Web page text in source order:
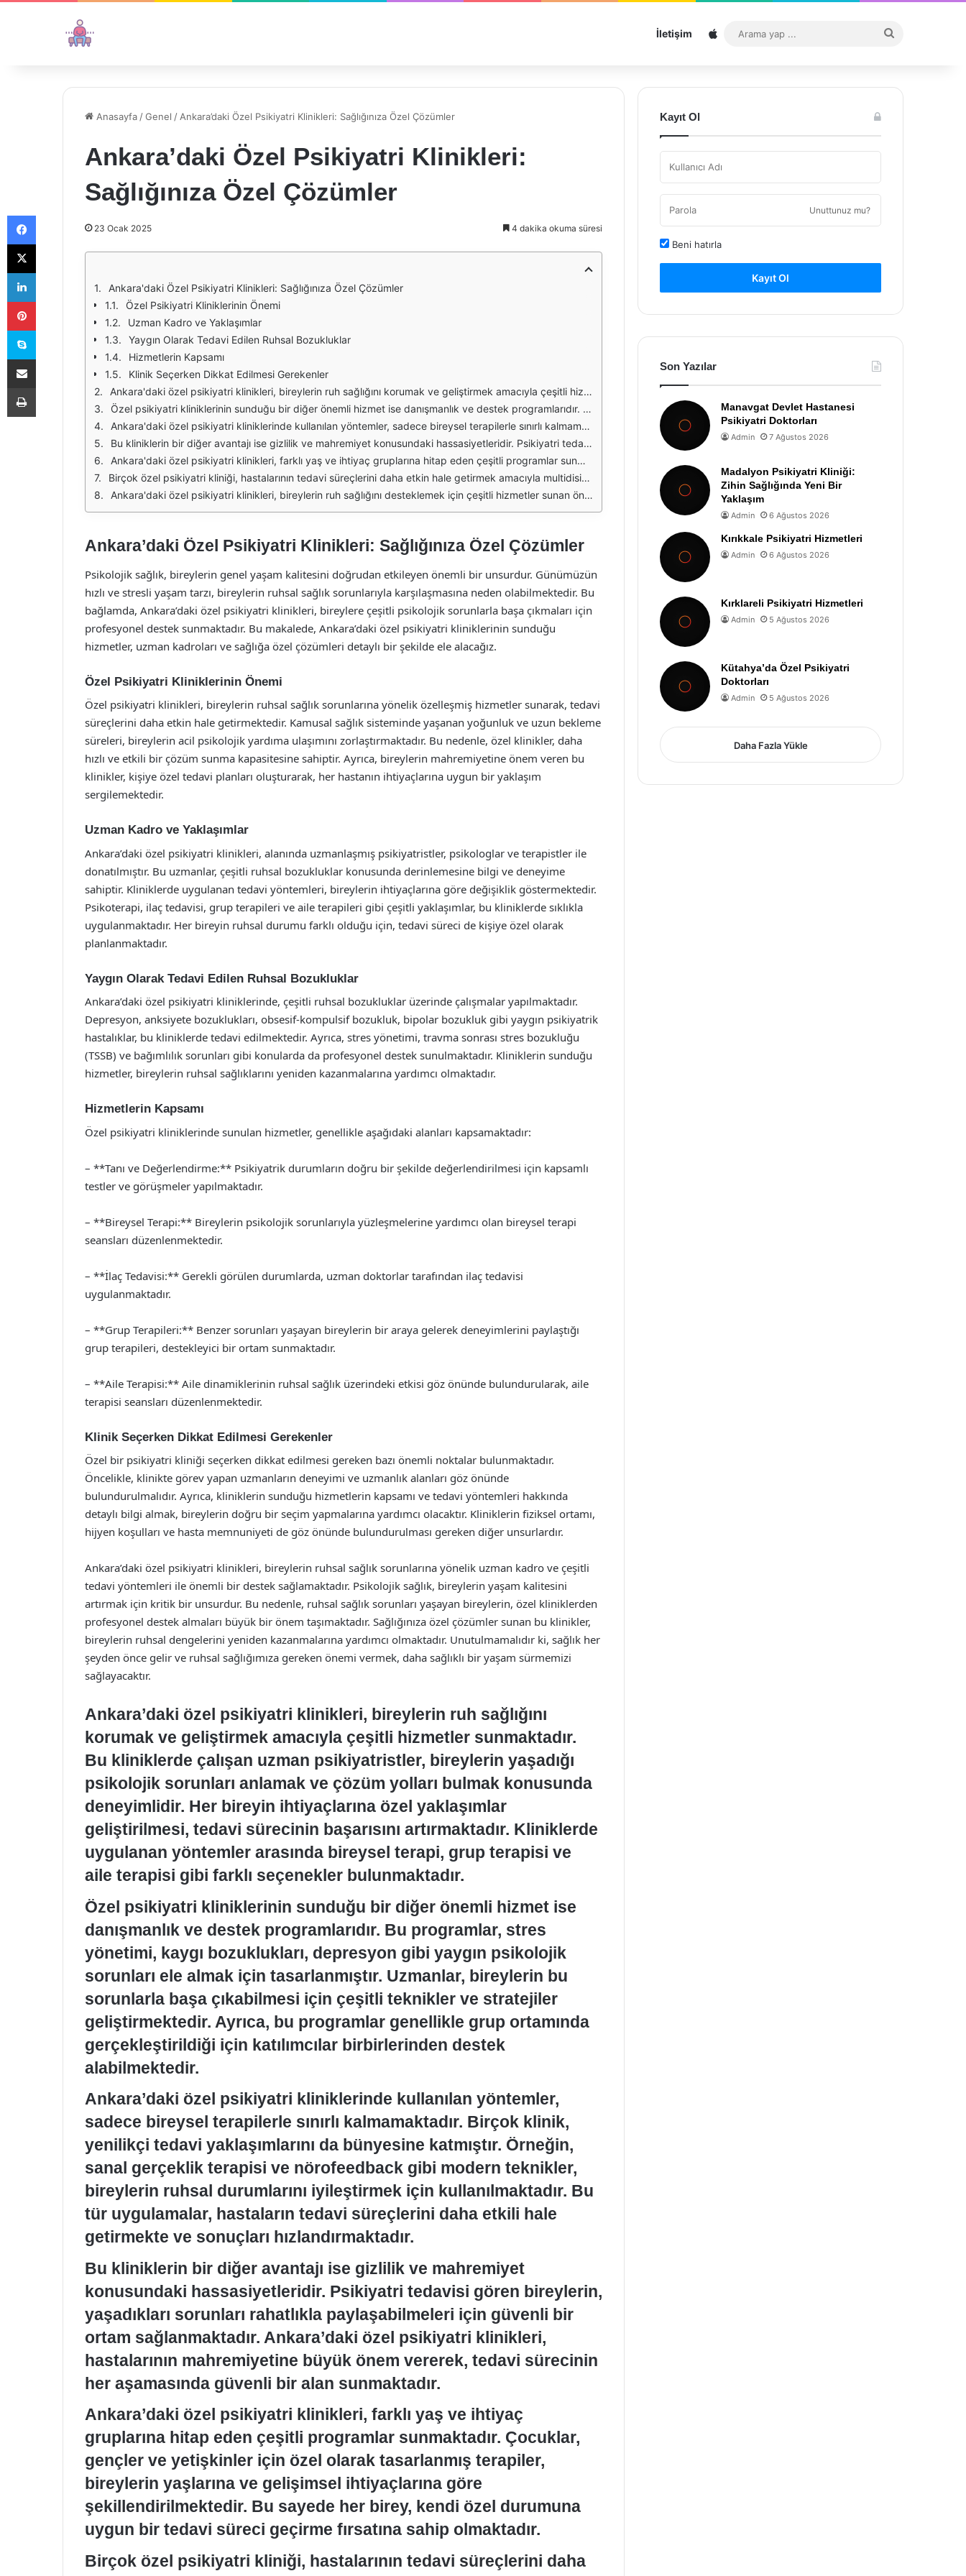
İletişim Sitemap
...
Anasayfa /Genel / Ankara’daki Özel Psikiyatri Klinikleri: Sağlığınıza Özel Çözümler
Ankara’daki Özel Psikiyatri Klinikleri:
Sağlığınıza Özel Çözümler
23 Ocak 2025 4 dakika okuma süresi
Ankara'daki Özel Psikiyatri Klinikleri: Sağlığınıza Özel Çözümler
Özel Psikiyatri Kliniklerinin Önemi
Uzman Kadro ve Yaklaşımlar
Yaygın Olarak Tedavi Edilen Ruhsal Bozukluklar
Hizmetlerin Kapsamı
Klinik Seçerken Dikkat Edilmesi Gerekenler
Ankara'daki özel psikiyatri klinikleri, bireylerin ruh sağlığını korumak ve geliştirmek amacıyla çeşitli hizmetler sunmaktadır. Bu kliniklerde çalışan uzman psikiyatristler, bireylerin yaşadığı psikolojik sorunları anlamak ve çözüm yolları bulmak konusunda deneyimlidir. Her bireyin ihtiyaçlarına özel yaklaşımlar geliştirilmesi, tedavi sürecinin başarısını artırmaktadır. Kliniklerde uygulanan yöntemler arasında bireysel terapi, grup terapisi ve aile terapisi gibi farklı seçenekler bulunmaktadır.
Özel psikiyatri kliniklerinin sunduğu bir diğer önemli hizmet ise danışmanlık ve destek programlarıdır. Bu programlar, stres yönetimi, kaygı bozuklukları, depresyon gibi yaygın psikolojik sorunları ele almak için tasarlanmıştır. Uzmanlar, bireylerin bu sorunlarla başa çıkabilmesi için çeşitli teknikler ve stratejiler geliştirmektedir. Ayrıca, bu programlar genellikle grup ortamında gerçekleştirildiği için katılımcılar birbirlerinden destek alabilmektedir.
Ankara'daki özel psikiyatri kliniklerinde kullanılan yöntemler, sadece bireysel terapilerle sınırlı kalmamaktadır. Birçok klinik, yenilikçi tedavi yaklaşımlarını da bünyesine katmıştır. Örneğin, sanal gerçeklik terapisi ve nörofeedback gibi modern teknikler, bireylerin ruhsal durumlarını iyileştirmek için kullanılmaktadır. Bu tür uygulamalar, hastaların tedavi süreçlerini daha etkili hale getirmekte ve sonuçları hızlandırmaktadır.
Bu kliniklerin bir diğer avantajı ise gizlilik ve mahremiyet konusundaki hassasiyetleridir. Psikiyatri tedavisi gören bireylerin, yaşadıkları sorunları rahatlıkla paylaşabilmeleri için güvenli bir ortam sağlanmaktadır. Ankara'daki özel psikiyatri klinikleri, hastalarının mahremiyetine büyük önem vererek, tedavi sürecinin her aşamasında güvenli bir alan sunmaktadır.
Ankara'daki özel psikiyatri klinikleri, farklı yaş ve ihtiyaç gruplarına hitap eden çeşitli programlar sunmaktadır. Çocuklar, gençler ve yetişkinler için özel olarak tasarlanmış terapiler, bireylerin yaşlarına ve gelişimsel ihtiyaçlarına göre şekillendirilmektedir. Bu sayede her birey, kendi özel durumuna uygun bir tedavi süreci geçirme fırsatına sahip olmaktadır.
Birçok özel psikiyatri kliniği, hastalarının tedavi süreçlerini daha etkin hale getirmek amacıyla multidisipliner bir yaklaşım benimsemektedir. Psikologlar, sosyal hizmet uzmanları ve diğer sağlık profesyonelleri ile iş birliği yaparak, hastaların ihtiyaçlarına göre kapsamlı bir tedavi planı oluşturulmaktadır. Bu ekip çalışması, bireylerin ruhsal iyilik hallerini daha hızlı ve etkili bir şekilde iyileştirmek için önemli bir katkı sağlamaktadır.
Ankara'daki özel psikiyatri klinikleri, bireylerin ruh sağlığını desteklemek için çeşitli hizmetler sunan önemli merkezlerdir. Uzman kadroları, yenilikçi tedavi yöntemleri ve gizlilik ilkeleri ile bu klinikler, ruhsal sorunları olan bireyler için güvenli ve etkili bir tedavi ortamı sağlamaktadır. Sağlığınıza özel çözümler arıyorsanız, Ankara'daki özel psikiyatri kliniklerini değerlendirmek faydalı olabilir.
Ankara’daki Özel Psikiyatri Klinikleri: Sağlığınıza Özel Çözümler
Psikolojik sağlık, bireylerin genel yaşam kalitesini doğrudan etkileyen önemli bir unsurdur. Günümüzün
hızlı ve stresli yaşam tarzı, bireylerin ruhsal sağlık sorunlarıyla karşılaşmasına neden olabilmektedir. Bu
bağlamda, Ankara’daki özel psikiyatri klinikleri, bireylere çeşitli psikolojik sorunlarla başa çıkmaları için
profesyonel destek sunmaktadır. Bu makalede, Ankara’daki özel psikiyatri kliniklerinin sunduğu
hizmetler, uzman kadroları ve sağlığa özel çözümleri detaylı bir şekilde ele alacağız.
Özel Psikiyatri Kliniklerinin Önemi
Özel psikiyatri klinikleri, bireylerin ruhsal sağlık sorunlarına yönelik özelleşmiş hizmetler sunarak, tedavi
süreçlerini daha etkin hale getirmektedir. Kamusal sağlık sisteminde yaşanan yoğunluk ve uzun bekleme
süreleri, bireylerin acil psikolojik yardıma ulaşımını zorlaştırmaktadır. Bu nedenle, özel klinikler, daha
hızlı ve etkili bir çözüm sunma kapasitesine sahiptir. Ayrıca, bireylerin mahremiyetine önem veren bu
klinikler, kişiye özel tedavi planları oluşturarak, her hastanın ihtiyaçlarına uygun bir yaklaşım
sergilemektedir.
Uzman Kadro ve Yaklaşımlar
Ankara’daki özel psikiyatri klinikleri, alanında uzmanlaşmış psikiyatristler, psikologlar ve terapistler ile
donatılmıştır. Bu uzmanlar, çeşitli ruhsal bozukluklar konusunda derinlemesine bilgi ve deneyime
sahiptir. Kliniklerde uygulanan tedavi yöntemleri, bireylerin ihtiyaçlarına göre değişiklik göstermektedir.
Psikoterapi, ilaç tedavisi, grup terapileri ve aile terapileri gibi çeşitli yaklaşımlar, bu kliniklerde sıklıkla
uygulanmaktadır. Her bireyin ruhsal durumu farklı olduğu için, tedavi süreci de kişiye özel olarak
planlanmaktadır.
Yaygın Olarak Tedavi Edilen Ruhsal Bozukluklar
Ankara’daki özel psikiyatri kliniklerinde, çeşitli ruhsal bozukluklar üzerinde çalışmalar yapılmaktadır.
Depresyon, anksiyete bozuklukları, obsesif-kompulsif bozukluk, bipolar bozukluk gibi yaygın psikiyatrik
hastalıklar, bu kliniklerde tedavi edilmektedir. Ayrıca, stres yönetimi, travma sonrası stres bozukluğu
(TSSB) ve bağımlılık sorunları gibi konularda da profesyonel destek sunulmaktadır. Kliniklerin sunduğu
hizmetler, bireylerin ruhsal sağlıklarını yeniden kazanmalarına yardımcı olmaktadır.
Hizmetlerin Kapsamı
Özel psikiyatri kliniklerinde sunulan hizmetler, genellikle aşağıdaki alanları kapsamaktadır:
– **Tanı ve Değerlendirme:** Psikiyatrik durumların doğru bir şekilde değerlendirilmesi için kapsamlı
testler ve görüşmeler yapılmaktadır.
– **Bireysel Terapi:** Bireylerin psikolojik sorunlarıyla yüzleşmelerine yardımcı olan bireysel terapi
seansları düzenlenmektedir.
– **İlaç Tedavisi:** Gerekli görülen durumlarda, uzman doktorlar tarafından ilaç tedavisi
uygulanmaktadır.
– **Grup Terapileri:** Benzer sorunları yaşayan bireylerin bir araya gelerek deneyimlerini paylaştığı
grup terapileri, destekleyici bir ortam sunmaktadır.
– **Aile Terapisi:** Aile dinamiklerinin ruhsal sağlık üzerindeki etkisi göz önünde bulundurularak, aile
terapisi seansları düzenlenmektedir.
Klinik Seçerken Dikkat Edilmesi Gerekenler
Özel bir psikiyatri kliniği seçerken dikkat edilmesi gereken bazı önemli noktalar bulunmaktadır.
Öncelikle, klinikte görev yapan uzmanların deneyimi ve uzmanlık alanları göz önünde
bulundurulmalıdır. Ayrıca, kliniklerin sunduğu hizmetlerin kapsamı ve tedavi yöntemleri hakkında
detaylı bilgi almak, bireylerin doğru bir seçim yapmalarına yardımcı olacaktır. Kliniklerin fiziksel ortamı,
hijyen koşulları ve hasta memnuniyeti de göz önünde bulundurulması gereken diğer unsurlardır.
Ankara’daki özel psikiyatri klinikleri, bireylerin ruhsal sağlık sorunlarına yönelik uzman kadro ve çeşitli
tedavi yöntemleri ile önemli bir destek sağlamaktadır. Psikolojik sağlık, bireylerin yaşam kalitesini
artırmak için kritik bir unsurdur. Bu nedenle, ruhsal sağlık sorunları yaşayan bireylerin, özel kliniklerden
profesyonel destek almaları büyük bir önem taşımaktadır. Sağlığınıza özel çözümler sunan bu klinikler,
bireylerin ruhsal dengelerini yeniden kazanmalarına yardımcı olmaktadır. Unutulmamalıdır ki, sağlık her
şeyden önce gelir ve ruhsal sağlığımıza gereken önemi vermek, daha sağlıklı bir yaşam sürmemizi
sağlayacaktır.
Ankara’daki özel psikiyatri klinikleri, bireylerin ruh sağlığını
korumak ve geliştirmek amacıyla çeşitli hizmetler sunmaktadır.
Bu kliniklerde çalışan uzman psikiyatristler, bireylerin yaşadığı
psikolojik sorunları anlamak ve çözüm yolları bulmak konusunda
deneyimlidir. Her bireyin ihtiyaçlarına özel yaklaşımlar
geliştirilmesi, tedavi sürecinin başarısını artırmaktadır. Kliniklerde
uygulanan yöntemler arasında bireysel terapi, grup terapisi ve
aile terapisi gibi farklı seçenekler bulunmaktadır.
Özel psikiyatri kliniklerinin sunduğu bir diğer önemli hizmet ise
danışmanlık ve destek programlarıdır. Bu programlar, stres
yönetimi, kaygı bozuklukları, depresyon gibi yaygın psikolojik
sorunları ele almak için tasarlanmıştır. Uzmanlar, bireylerin bu
sorunlarla başa çıkabilmesi için çeşitli teknikler ve stratejiler
geliştirmektedir. Ayrıca, bu programlar genellikle grup ortamında
gerçekleştirildiği için katılımcılar birbirlerinden destek
alabilmektedir.
Ankara’daki özel psikiyatri kliniklerinde kullanılan yöntemler,
sadece bireysel terapilerle sınırlı kalmamaktadır. Birçok klinik,
yenilikçi tedavi yaklaşımlarını da bünyesine katmıştır. Örneğin,
sanal gerçeklik terapisi ve nörofeedback gibi modern teknikler,
bireylerin ruhsal durumlarını iyileştirmek için kullanılmaktadır. Bu
tür uygulamalar, hastaların tedavi süreçlerini daha etkili hale
getirmekte ve sonuçları hızlandırmaktadır.
Bu kliniklerin bir diğer avantajı ise gizlilik ve mahremiyet
konusundaki hassasiyetleridir. Psikiyatri tedavisi gören bireylerin,
yaşadıkları sorunları rahatlıkla paylaşabilmeleri için güvenli bir
ortam sağlanmaktadır. Ankara’daki özel psikiyatri klinikleri,
hastalarının mahremiyetine büyük önem vererek, tedavi sürecinin
her aşamasında güvenli bir alan sunmaktadır.
Ankara’daki özel psikiyatri klinikleri, farklı yaş ve ihtiyaç
gruplarına hitap eden çeşitli programlar sunmaktadır. Çocuklar,
gençler ve yetişkinler için özel olarak tasarlanmış terapiler,
bireylerin yaşlarına ve gelişimsel ihtiyaçlarına göre
şekillendirilmektedir. Bu sayede her birey, kendi özel durumuna
uygun bir tedavi süreci geçirme fırsatına sahip olmaktadır.
Birçok özel psikiyatri kliniği, hastalarının tedavi süreçlerini daha
Kayıt Ol
Unuttunuz mu?
Beni hatırla
Kayıt Ol
Son Yazılar
Manavgat Devlet Hastanesi
Psikiyatri Doktorları
Admin 7 Ağustos 2026
Madalyon Psikiyatri Kliniği:
Zihin Sağlığında Yeni Bir
Yaklaşım
Admin 6 Ağustos 2026
Kırıkkale Psikiyatri Hizmetleri
Admin 6 Ağustos 2026
Kırklareli Psikiyatri Hizmetleri
Admin 5 Ağustos 2026
Kütahya’da Özel Psikiyatri
Doktorları
Admin 5 Ağustos 2026
Daha Fazla Yükle
Facebook
X
LinkedIn
Pinterest
Skype
E-Posta ile paylaş